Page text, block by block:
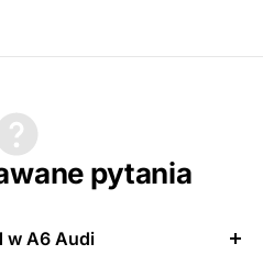
pytania
w A6 Audi